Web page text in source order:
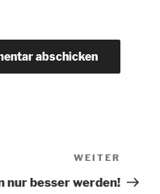
Beitrag
WEITER
nur besser werden!